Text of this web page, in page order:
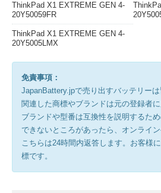
ThinkPad X1 EXTREME GEN 4-
20Y50059FR
ThinkPad X1 EXTREME GEN 4-
20Y5005LMX
免責事項：
JapanBattery.jpで売り出すバッテリーは
関連した商標やブランドは元の登録者
ブランドや型番は互換性を説明するた
できないところがあったら、オンライン
こちらは24時間内返答します。お客様
標です。